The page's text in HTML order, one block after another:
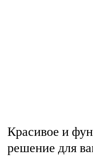
Красивое и
решение для